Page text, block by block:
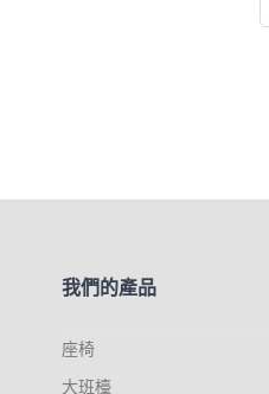
我們的產品
座椅
大班檯